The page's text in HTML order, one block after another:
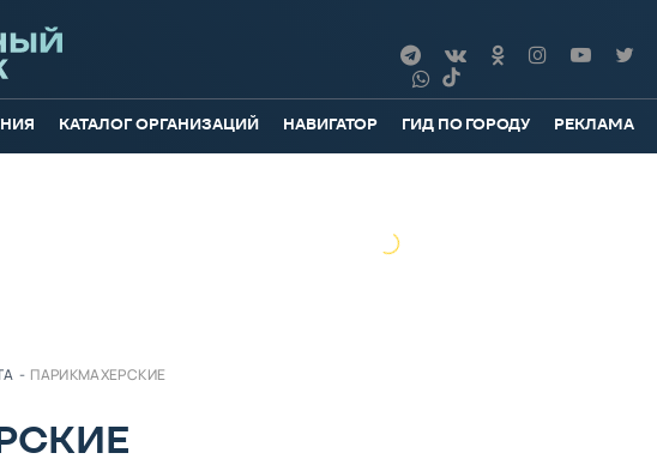
КАТАЛОГ ОРГАНИЗАЦИЙ НАВИГАТОР ГИД ПО ГОРОДУ РЕКЛАМА
- ПАРИКМАХЕРСКИЕ